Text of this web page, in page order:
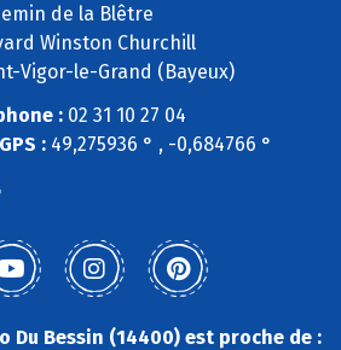
de la Blêtre
Winston Churchill
Vigor-le-Grand (Bayeux)
:02 31 10 27 04
:49,275936 ° , -0,684766 °
Du Bessin (14400) est proche de :